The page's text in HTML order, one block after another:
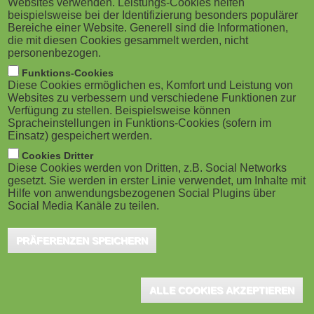
M
o
b
i
l
e
)
Digitalstrategie
Berlin, November 2019 - Im Vorfeld der QURATOR
Conference 2020 lädt Xinnovations e.V. am 28.
einem Workshop...
Ralf Pichler ist neuer CEO von
Detecon International
Köln, August 2019 – Ralf Pichler (47) ist neuer
Management- und...
Websites verwenden. Leistungs-Cookies helfen
beispielsweise bei der Identifizierung besonders populärer
Bereiche einer Website. Generell sind die Informationen,
die mit diesen Cookies gesammelt werden, nicht
personenbezogen.
Funktions-Cookies
Diese Cookies ermöglichen es, Komfort und Leistung von
Websites zu verbessern und verschiedene Funktionen zur
Verfügung zu stellen. Beispielsweise können
Spracheinstellungen in Funktions-Cookies (sofern im
Einsatz) gespeichert werden.
Cookies Dritter
Diese Cookies werden von Dritten, z.B. Social Networks
gesetzt. Sie werden in erster Linie verwendet, um Inhalte mit
Hilfe von anwendungsbezogenen Social Plugins über
Social Media Kanäle zu teilen.
PRÄFERENZEN SPEICHERN
ALLE COOKIES AKZEPTIEREN